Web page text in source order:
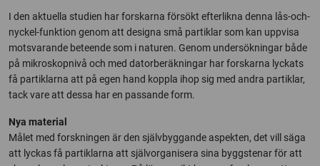
I den aktuella studien har forskarna försökt efterlikna denna lås-och-
nyckel-funktion genom att designa små partiklar som kan uppvisa
motsvarande beteende som i naturen. Genom undersökningar både
på mikroskopnivå och med datorberäkningar har forskarna lyckats
få partiklarna att på egen hand koppla ihop sig med andra partiklar,
tack vare att dessa har en passande form.
Nya material
Målet med forskningen är den självbyggande aspekten, det vill säga
att lyckas få partiklarna att självorganisera sina byggstenar för att